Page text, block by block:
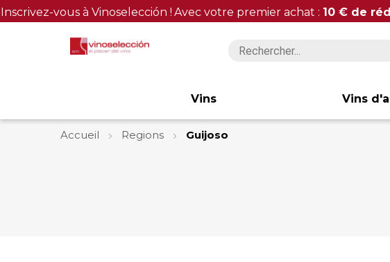
Inscrivez-vous à Vinoselección ! Avec votre premier achat : 10 € de
Vins Vins
Accueil Regions Guijoso